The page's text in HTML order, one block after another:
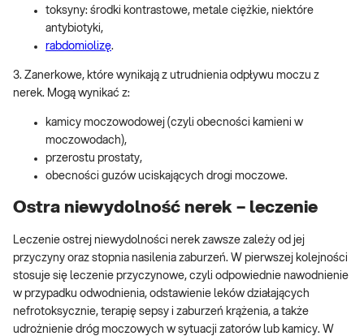
toksyny: środki kontrastowe, metale ciężkie, niektóre
antybiotyki,
rabdomiolizę.
3. Zanerkowe, które wynikają z utrudnienia odpływu moczu z
nerek. Mogą wynikać z:
kamicy moczowodowej (czyli obecności kamieni w
moczowodach),
przerostu prostaty,
obecności guzów uciskających drogi moczowe.
Ostra niewydolność nerek – leczenie
Leczenie ostrej niewydolności nerek zawsze zależy od jej
przyczyny oraz stopnia nasilenia zaburzeń. W pierwszej kolejności
stosuje się leczenie przyczynowe, czyli odpowiednie nawodnienie
w przypadku odwodnienia, odstawienie leków działających
nefrotoksycznie, terapię sepsy i zaburzeń krążenia, a także
udrożnienie dróg moczowych w sytuacji zatorów lub kamicy. W